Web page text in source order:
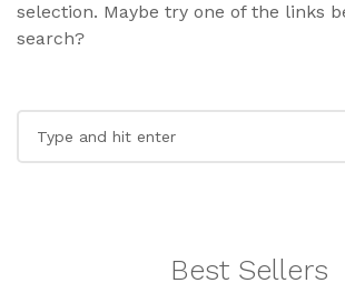
selection. Maybe try one of the links
search?
for:
Best Sellers